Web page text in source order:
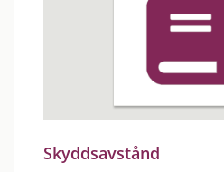
Skyddsavstånd